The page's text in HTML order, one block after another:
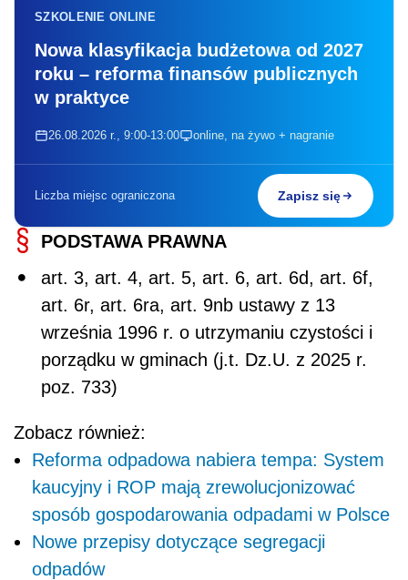
SZKOLENIE ONLINE
Nowa klasyfikacja budżetowa od 2027
roku – reforma finansów publicznych
w praktyce
26.08.2026 r., 9:00-13:00 online, na żywo + nagranie
Liczba miejsc ograniczona Zapisz się
PODSTAWA PRAWNA
art. 3, art. 4, art. 5, art. 6, art. 6d, art. 6f,
art. 6r, art. 6ra, art. 9nb ustawy z 13
września 1996 r. o utrzymaniu czystości i
porządku w gminach (j.t. Dz.U. z 2025 r.
poz. 733)
Zobacz również:
Reforma odpadowa nabiera tempa: System
kaucyjny i ROP mają zrewolucjonizować
sposób gospodarowania odpadami w Polsce
Nowe przepisy dotyczące segregacji
odpadów